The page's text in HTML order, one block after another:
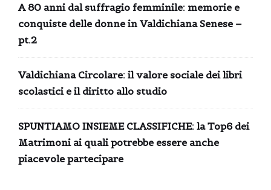
A 80 anni dal suffragio femminile: memorie e
conquiste delle donne in Valdichiana Senese –
pt.2
Valdichiana Circolare: il valore sociale dei libri
scolastici e il diritto allo studio
SPUNTIAMO INSIEME CLASSIFICHE: la Top6 dei
Matrimoni ai quali potrebbe essere anche
piacevole partecipare